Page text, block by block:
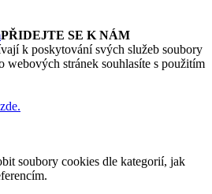
PŘIDEJTE SE K NÁM
k poskytování svých služeb soubory
webových stránek souhlasíte s použitím
soubory cookies dle kategorií, jak